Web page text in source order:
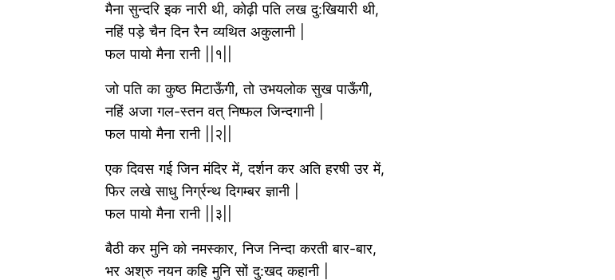
मैना सुन्दरि इक नारी थी, कोढ़ी पति लख दु:खियारी थी,
नहिं पड़े चैन दिन रैन व्यथित अकुलानी |
फल पायो मैना रानी ||१||
जो पति का कुष्ठ मिटाऊँगी, तो उभयलोक सुख पाऊँगी,
नहिं अजा गल-स्तन वत् निष्फल जिन्दगानी |
फल पायो मैना रानी ||२||
एक दिवस गई जिन मंदिर में, दर्शन कर अति हरषी उर में,
फिर लखे साधु निर्ग्रन्थ दिगम्बर ज्ञानी |
फल पायो मैना रानी ||३||
बैठी कर मुनि को नमस्कार, निज निन्दा करती बार-बार,
भर अश्रु नयन कहि मुनि सों दु:खद कहानी |